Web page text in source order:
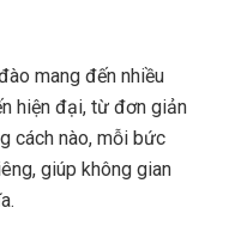
mang đến nhiều
hiện đại, từ đơn giản
cách nào, mỗi bức
giúp không gian